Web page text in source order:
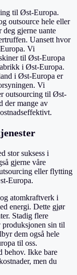
til Øst-Europa.
outsource hele eller
gjerne uante
Uansett hvor
Vi
til Øst-Europa
i Øst-Europa.
i Øst-Europa er
Vi
outsourcing til Øst-
der mange av
stor suksess i
gjerne våre
eller flytting
Europa.
atomkraftverk i
energi. Dette gjør
Stadig flere
produksjonen sin til
dem også hele
til oss.
behov. Ikke bare
men du